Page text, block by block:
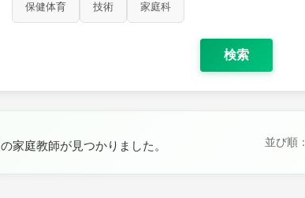
保健体育 技術 家庭科
検索
の家庭教師が見つかりました。 並び順：
家庭科